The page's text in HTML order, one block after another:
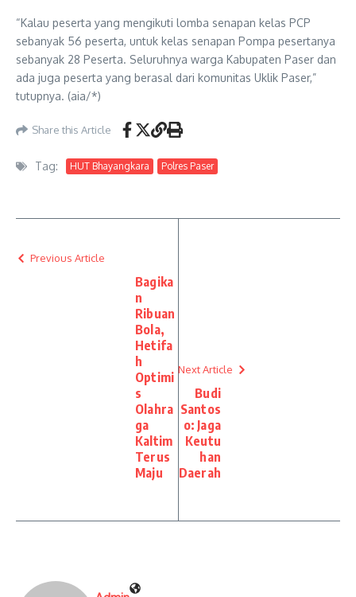
“Kalau peserta yang mengikuti lomba senapan kelas PCP
sebanyak 56 peserta, untuk kelas senapan Pompa pesertanya
sebanyak 28 Peserta. Seluruhnya warga Kabupaten Paser dan
ada juga peserta yang berasal dari komunitas Uklik Paser,”
tutupnya. (aia/*)
Share this Article
Tag: HUT Bhayangkara Polres Paser
Previous Article
Bagika
n
Ribuan
Bola,
Hetifa
h
Optimi
s
Olahra
ga
Kaltim
Terus
Maju
Next Article
Budi
Santos
o: Jaga
Keutu
han
Daerah